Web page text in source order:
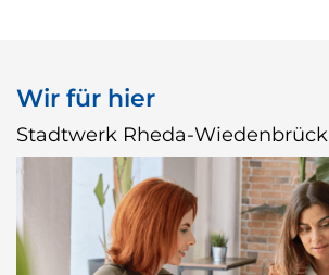
Wir für hier
Stadtwerk Rheda-Wiedenbrück